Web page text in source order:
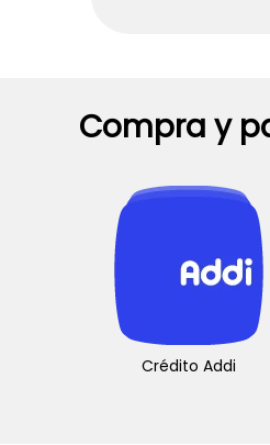
Compra y
Crédito Addi